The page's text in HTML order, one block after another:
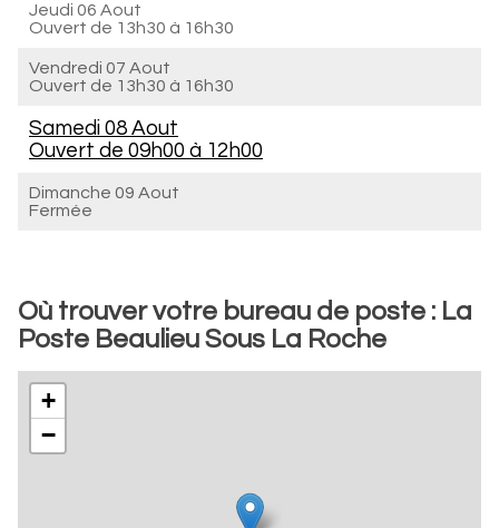
Jeudi 06 Aout
Ouvert de 13h30 à 16h30
Vendredi 07 Aout
Ouvert de 13h30 à 16h30
Samedi 08 Aout
Ouvert de 09h00 à 12h00
Dimanche 09 Aout
Fermée
Où trouver votre bureau de poste : La
Poste Beaulieu Sous La Roche
+
−